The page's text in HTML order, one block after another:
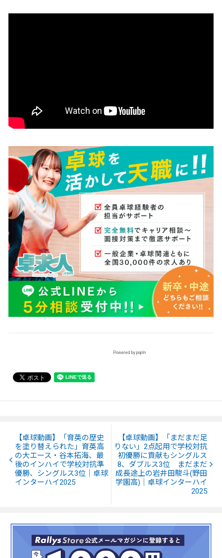
Powered by popIn
【卓球動画】「育英の歴史
を塗り替えられた」育英高
の大エース・谷本拓海、最
後のインハイで学校対抗準
優勝、シングルス3位｜卓球
インターハイ2025
【卓球動画】「まだまだ足
りない」2点起用で学校対抗
初優勝に貢献もシングルス
8、ダブルス3位 まだまだ
成長途上の岩井田駿斗(野田
学園高)｜卓球インターハイ
2025